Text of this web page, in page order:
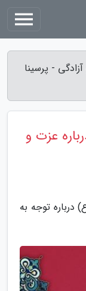
- پرسینا
عزت و
درباره توجه به